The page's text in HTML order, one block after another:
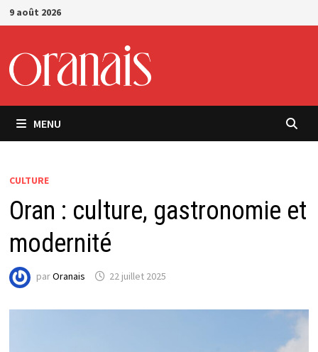
Passer
au
9 août 2026
MENU
CULTURE
Oran : culture, gastronomie et
modernité
parOranais 22 juillet 2025